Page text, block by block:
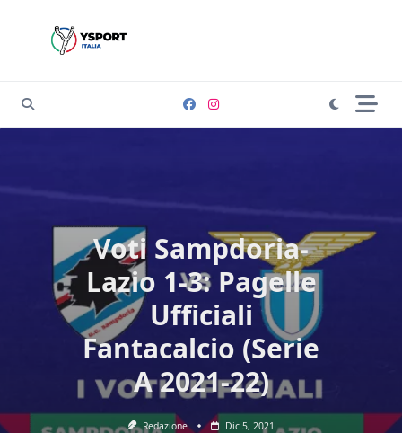
Voti Sampdoria-
Lazio 1-3: Pagelle
Ufficiali
Fantacalcio (Serie
A 2021-22)
Redazione Dic 5, 2021